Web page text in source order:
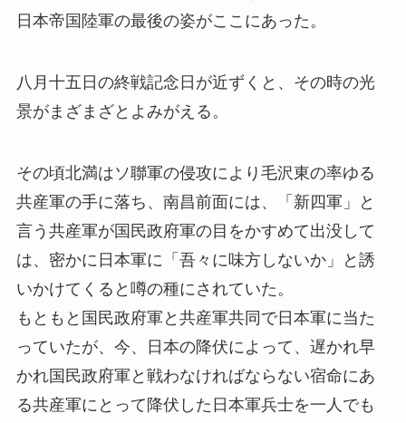
日本帝国陸軍の最後の姿がここにあった。
八月十五日の終戦記念日が近ずくと、その時の光
景がまざまざとよみがえる。
その頃北満はソ聯軍の侵攻により毛沢東の率ゆる
共産軍の手に落ち、南昌前面には、「新四軍」と
言う共産軍が国民政府軍の目をかすめて出没して
は、密かに日本軍に「吾々に味方しないか」と誘
いかけてくると噂の種にされていた。
もともと国民政府軍と共産軍共同で日本軍に当た
っていたが、今、日本の降伏によって、遅かれ早
かれ国民政府軍と戦わなければならない宿命にあ
る共産軍にとって降伏した日本軍兵士を一人でも